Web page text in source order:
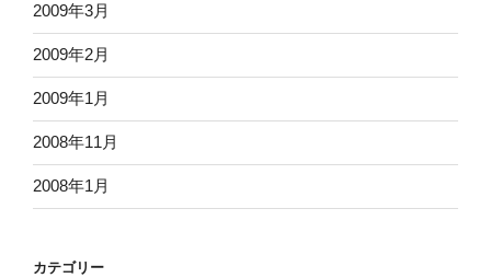
2009年3月
2009年2月
2009年1月
2008年11月
2008年1月
カテゴリー